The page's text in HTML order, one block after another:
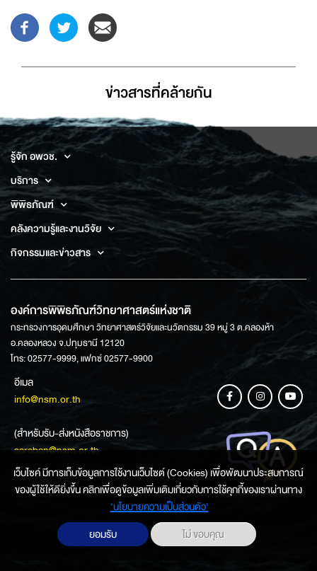
ข่าวสารที่่คล้ายกัน
รู้จัก อพวช.
บริการ
พิพิธภัณฑ์
คลังความรู้และงานวิจัย
กิจกรรมและข่าวสาร
องค์การพิพิธภัณฑ์วิทยาศาสตร์แห่งชาติ
กระทรวงการอุดมศึกษา วิทยาศาสตร์วิจัยและนวัตกรรม 39 หมู่ 3 ต.คลองห้า
อ.คลองหลวง จ.ปทุมธานี 12120
โทร: 02577-9999, แฟกซ์ 02577-9900
อีเมล
info@nsm.or.th
(สำหรับรับ-ส่งหนังสือราชการ)
saraban@nsm.or.th
ช่องทางการสอบถามข้อมูล
เว็บไซค์ มีการเก็บข้อมูลการใช้งานเว็บไซต์ (Cookies) เพื่อพัฒนาประสบการณ์
ของผู้ใช้ให้ดียิ่งขึ้น คลิกเพื่อดูข้อมูลเพิ่มเติมเกี่ยวกับการใช้คุกกี้ของเราผ่านทาง
‘นโยบายความเป็นส่วนตัว'
ยอมรับ
ไม่ ขอบคุณ